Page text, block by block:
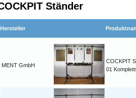
Ständer
Hersteller
MENT GmbH
COCKPIT
01